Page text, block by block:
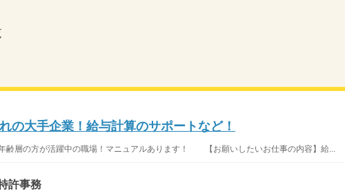
の大手企業！給与計算のサポートなど！
年齢層の方が活躍中の職場！マニュアルあります！ 【お願いしたいお仕事の内容】給...
許事務